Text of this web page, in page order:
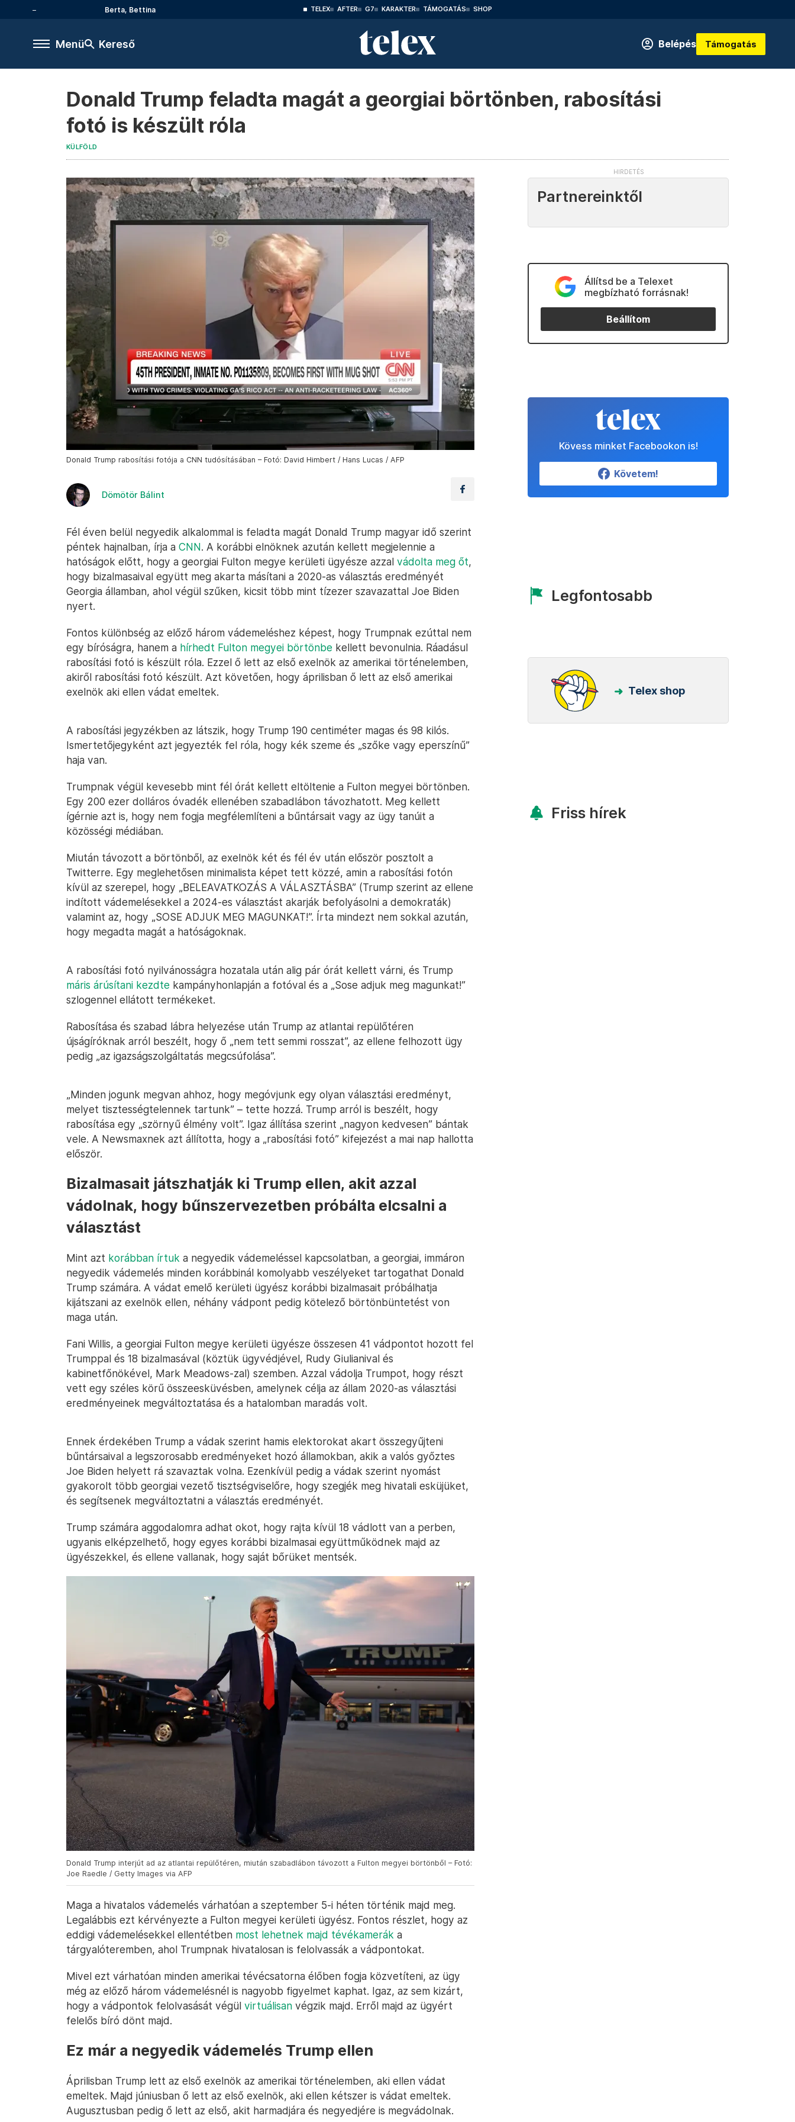
Berta, Bettina TELEX AFTER G7 KARAKTER TÁMOGATÁS SHOP
Menü Kereső Belépés Támogatás
Donald Trump feladta magát a georgiai börtönben, rabosítási
fotó is készült róla
KÜLFÖLD
Donald Trump rabosítási fotója a CNN tudósításában – Fotó: David Himbert / Hans Lucas / AFP
Dömötör Bálint
Fél éven belül negyedik alkalommal is feladta magát Donald Trump magyar idő szerint
péntek hajnalban, írja a CNN. A korábbi elnöknek azután kellett megjelennie a
hatóságok előtt, hogy a georgiai Fulton megye kerületi ügyésze azzal vádolta meg őt,
hogy bizalmasaival együtt meg akarta másítani a 2020-as választás eredményét
Georgia államban, ahol végül szűken, kicsit több mint tízezer szavazattal Joe Biden
nyert.
Fontos különbség az előző három vádemeléshez képest, hogy Trumpnak ezúttal nem
egy bíróságra, hanem a hírhedt Fulton megyei börtönbe kellett bevonulnia. Ráadásul
rabosítási fotó is készült róla. Ezzel ő lett az első exelnök az amerikai történelemben,
akiről rabosítási fotó készült. Azt követően, hogy áprilisban ő lett az első amerikai
exelnök aki ellen vádat emeltek.
A rabosítási jegyzékben az látszik, hogy Trump 190 centiméter magas és 98 kilós.
Ismertetőjegyként azt jegyezték fel róla, hogy kék szeme és „szőke vagy eperszínű”
haja van.
Trumpnak végül kevesebb mint fél órát kellett eltöltenie a Fulton megyei börtönben.
Egy 200 ezer dolláros óvadék ellenében szabadlábon távozhatott. Meg kellett
ígérnie azt is, hogy nem fogja megfélemlíteni a bűntársait vagy az ügy tanúit a
közösségi médiában.
Miután távozott a börtönből, az exelnök két és fél év után először posztolt a
Twitterre. Egy meglehetősen minimalista képet tett közzé, amin a rabosítási fotón
kívül az szerepel, hogy „BELEAVATKOZÁS A VÁLASZTÁSBA” (Trump szerint az ellene
indított vádemelésekkel a 2024-es választást akarják befolyásolni a demokraták)
valamint az, hogy „SOSE ADJUK MEG MAGUNKAT!”. Írta mindezt nem sokkal azután,
hogy megadta magát a hatóságoknak.
A rabosítási fotó nyilvánosságra hozatala után alig pár órát kellett várni, és Trump
máris árúsítani kezdte kampányhonlapján a fotóval és a „Sose adjuk meg magunkat!”
szlogennel ellátott termékeket.
Rabosítása és szabad lábra helyezése után Trump az atlantai repülőtéren
újságíróknak arról beszélt, hogy ő „nem tett semmi rosszat”, az ellene felhozott ügy
pedig „az igazságszolgáltatás megcsúfolása”.
„Minden jogunk megvan ahhoz, hogy megóvjunk egy olyan választási eredményt,
melyet tisztességtelennek tartunk” – tette hozzá. Trump arról is beszélt, hogy
rabosítása egy „szörnyű élmény volt”. Igaz állítása szerint „nagyon kedvesen” bántak
vele. A Newsmaxnek azt állította, hogy a „rabosítási fotó” kifejezést a mai nap hallotta
először.
Bizalmasait játszhatják ki Trump ellen, akit azzal
vádolnak, hogy bűnszervezetben próbálta elcsalni a
választást
Mint azt korábban írtuk a negyedik vádemeléssel kapcsolatban, a georgiai, immáron
negyedik vádemelés minden korábbinál komolyabb veszélyeket tartogathat Donald
Trump számára. A vádat emelő kerületi ügyész korábbi bizalmasait próbálhatja
kijátszani az exelnök ellen, néhány vádpont pedig kötelező börtönbüntetést von
maga után.
Fani Willis, a georgiai Fulton megye kerületi ügyésze összesen 41 vádpontot hozott fel
Trumppal és 18 bizalmasával (köztük ügyvédjével, Rudy Giulianival és
kabinetfőnökével, Mark Meadows-zal) szemben. Azzal vádolja Trumpot, hogy részt
vett egy széles körű összeesküvésben, amelynek célja az állam 2020-as választási
eredményeinek megváltoztatása és a hatalomban maradás volt.
Ennek érdekében Trump a vádak szerint hamis elektorokat akart összegyűjteni
bűntársaival a legszorosabb eredményeket hozó államokban, akik a valós győztes
Joe Biden helyett rá szavaztak volna. Ezenkívül pedig a vádak szerint nyomást
gyakorolt több georgiai vezető tisztségviselőre, hogy szegjék meg hivatali esküjüket,
és segítsenek megváltoztatni a választás eredményét.
Trump számára aggodalomra adhat okot, hogy rajta kívül 18 vádlott van a perben,
ugyanis elképzelhető, hogy egyes korábbi bizalmasai együttműködnek majd az
ügyészekkel, és ellene vallanak, hogy saját bőrüket mentsék.
Donald Trump interjút ad az atlantai repülőtéren, miután szabadlábon távozott a Fulton megyei börtönből – Fotó:
Joe Raedle / Getty Images via AFP
Maga a hivatalos vádemelés várhatóan a szeptember 5-i héten történik majd meg.
Legalábbis ezt kérvényezte a Fulton megyei kerületi ügyész. Fontos részlet, hogy az
eddigi vádemelésekkel ellentétben most lehetnek majd tévékamerák a
tárgyalóteremben, ahol Trumpnak hivatalosan is felolvassák a vádpontokat.
Mivel ezt várhatóan minden amerikai tévécsatorna élőben fogja közvetíteni, az ügy
még az előző három vádemelésnél is nagyobb figyelmet kaphat. Igaz, az sem kizárt,
hogy a vádpontok felolvasását végül virtuálisan végzik majd. Erről majd az ügyért
felelős bíró dönt majd.
Ez már a negyedik vádemelés Trump ellen
Áprilisban Trump lett az első exelnök az amerikai történelemben, aki ellen vádat
emeltek. Majd júniusban ő lett az első exelnök, aki ellen kétszer is vádat emeltek.
Augusztusban pedig ő lett az első, akit harmadjára és negyedjére is megvádolnak.
Partnereinktől
Állítsd be a Telexet
megbízható forrásnak!
Beállítom
Kövess minket Facebookon is!
Követem!
Legfontosabb
Telex shop
Friss hírek